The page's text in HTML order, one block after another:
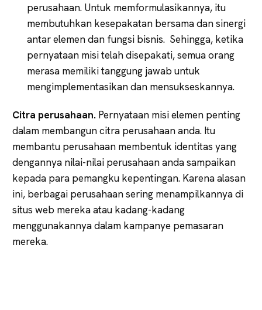
perusahaan. Untuk memformulasikannya, itu
membutuhkan kesepakatan bersama dan sinergi
antar elemen dan fungsi bisnis. Sehingga, ketika
pernyataan misi telah disepakati, semua orang
merasa memiliki tanggung jawab untuk
mengimplementasikan dan mensukseskannya.
Citra perusahaan. Pernyataan misi elemen penting
dalam membangun citra perusahaan anda. Itu
membantu perusahaan membentuk identitas yang
dengannya nilai-nilai perusahaan anda sampaikan
kepada para pemangku kepentingan. Karena alasan
ini, berbagai perusahaan sering menampilkannya di
situs web mereka atau kadang-kadang
menggunakannya dalam kampanye pemasaran
mereka.